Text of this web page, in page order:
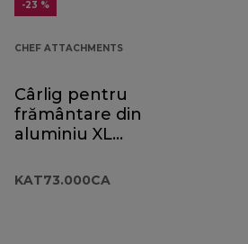
-23 %
CHEF ATTACHMENTS
Cârlig pentru
frământare din
aluminiu XL
KAT73.000CA